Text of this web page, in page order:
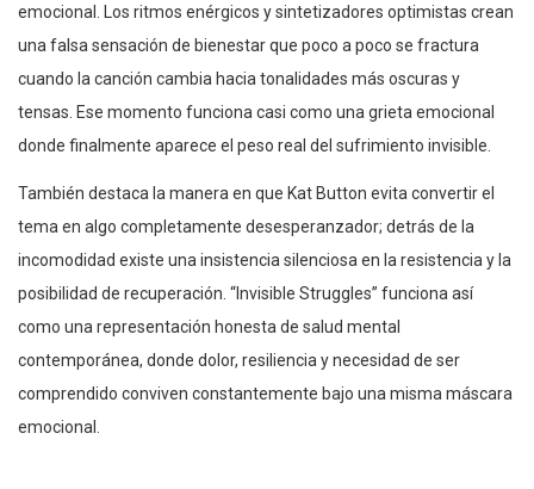
emocional. Los ritmos enérgicos y sintetizadores optimistas crean
una falsa sensación de bienestar que poco a poco se fractura
cuando la canción cambia hacia tonalidades más oscuras y
tensas. Ese momento funciona casi como una grieta emocional
donde finalmente aparece el peso real del sufrimiento invisible.
También destaca la manera en que Kat Button evita convertir el
tema en algo completamente desesperanzador; detrás de la
incomodidad existe una insistencia silenciosa en la resistencia y la
posibilidad de recuperación. “Invisible Struggles” funciona así
como una representación honesta de salud mental
contemporánea, donde dolor, resiliencia y necesidad de ser
comprendido conviven constantemente bajo una misma máscara
emocional.